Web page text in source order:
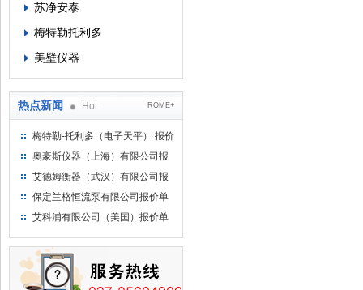
苏净安泰
梅特勒托利多
美壁仪器
热点新闻 Hot ROME+
梅特勒-托利多（电子天平） 报价
单
奥豪斯仪器（上海）有限公司报
价单
艾德姆衡器（武汉）有限公司报
价单
保定兰格恒流泵有限公司报价单
艾科浦有限公司（美国）报价单